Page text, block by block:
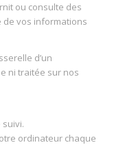
ou consulte des
vos informations
d’un
ni traitée sur nos
suivi.
ordinateur chaque